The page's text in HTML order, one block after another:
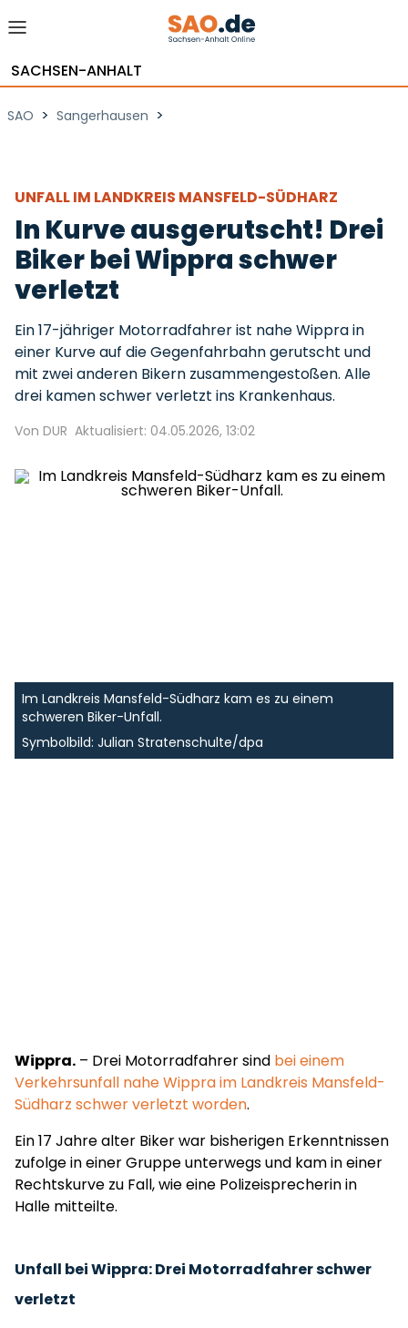
SACHSEN-ANHALT
SAO > Sangerhausen >
UNFALL IM LANDKREIS MANSFELD-SÜDHARZ
In Kurve ausgerutscht! Drei
Biker bei Wippra schwer
verletzt
Ein 17-jähriger Motorradfahrer ist nahe Wippra in
einer Kurve auf die Gegenfahrbahn gerutscht und
mit zwei anderen Bikern zusammengestoßen. Alle
drei kamen schwer verletzt ins Krankenhaus.
Von DUR Aktualisiert: 04.05.2026, 13:02
Im Landkreis Mansfeld-Südharz kam es zu einem
schweren Biker-Unfall.
Symbolbild: Julian Stratenschulte/dpa
Wippra. – Drei Motorradfahrer sind bei einem
Verkehrsunfall nahe Wippra im Landkreis Mansfeld-
Südharz schwer verletzt worden.
Ein 17 Jahre alter Biker war bisherigen Erkenntnissen
zufolge in einer Gruppe unterwegs und kam in einer
Rechtskurve zu Fall, wie eine Polizeisprecherin in
Halle mitteilte.
Unfall bei Wippra: Drei Motorradfahrer schwer
verletzt